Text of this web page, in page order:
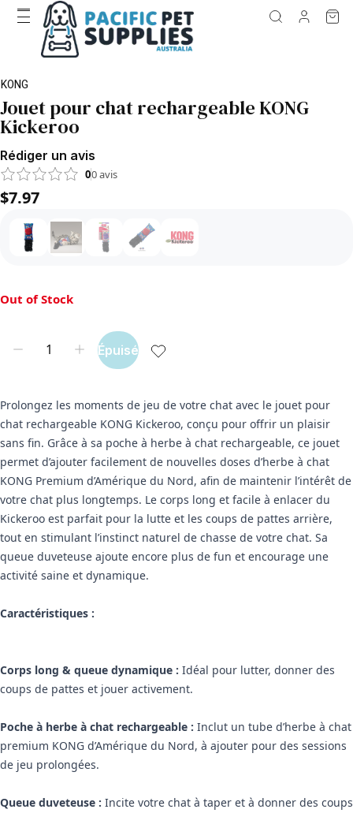
KONG
Jouet pour chat rechargeable KONG
Kickeroo
Rédiger un avis
00avis
$7.97
Out of Stock
Épuisé
Prolongez les moments de jeu de votre chat avec le jouet pour
chat rechargeable KONG Kickeroo, conçu pour offrir un plaisir
sans fin. Grâce à sa poche à herbe à chat rechargeable, ce jouet
permet d’ajouter facilement de nouvelles doses d’herbe à chat
KONG Premium d’Amérique du Nord, afin de maintenir l’intérêt de
votre chat plus longtemps. Le corps long et facile à enlacer du
Kickeroo est parfait pour la lutte et les coups de pattes arrière,
tout en stimulant l’instinct naturel de chasse de votre chat. Sa
queue duveteuse ajoute encore plus de fun et encourage une
activité saine et dynamique.
Caractéristiques :
Corps long & queue dynamique : Idéal pour lutter, donner des
coups de pattes et jouer activement.
Poche à herbe à chat rechargeable : Inclut un tube d’herbe à chat
premium KONG d’Amérique du Nord, à ajouter pour des sessions
de jeu prolongées.
Queue duveteuse : Incite votre chat à taper et à donner des coups